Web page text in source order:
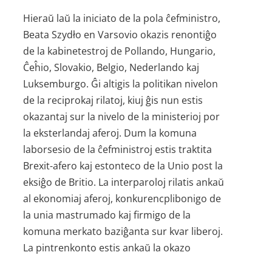
Hieraŭ laŭ la iniciato de la pola ĉefministro,
Beata Szydło en Varsovio okazis renontiĝo
de la kabinetestroj de Pollando, Hungario,
Ĉeĥio, Slovakio, Belgio, Nederlando kaj
Luksemburgo. Ĝi altigis la politikan nivelon
de la reciprokaj rilatoj, kiuj ĝis nun estis
okazantaj sur la nivelo de la ministerioj por
la eksterlandaj aferoj. Dum la komuna
laborsesio de la ĉefministroj estis traktita
Brexit-afero kaj estonteco de la Unio post la
eksiĝo de Britio. La interparoloj rilatis ankaŭ
al ekonomiaj aferoj, konkurencplibonigo de
la unia mastrumado kaj firmigo de la
komuna merkato baziĝanta sur kvar liberoj.
La pintrenkonto estis ankaŭ la okazo